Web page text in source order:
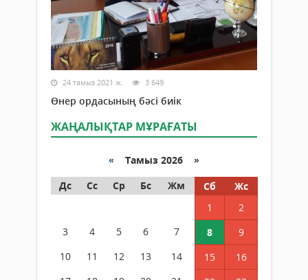
24 тамыз 2021 ж. 3 649
Өнер ордасының бәсі биік
ЖАҢАЛЫҚТАР МҰРАҒАТЫ
« Тамыз 2026 »
Дс
Сс Ср Бс Жм Сб
Жс
1
2
3
4 5 6 7 8
9
10
11 12 13 14 15
16